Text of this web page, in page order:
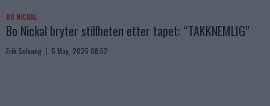
BO NICKAL
Bo Nickal bryter stillheten etter tapet: “TAKKNEMLIG”
Erik Solvang 5 May, 2025 08:52